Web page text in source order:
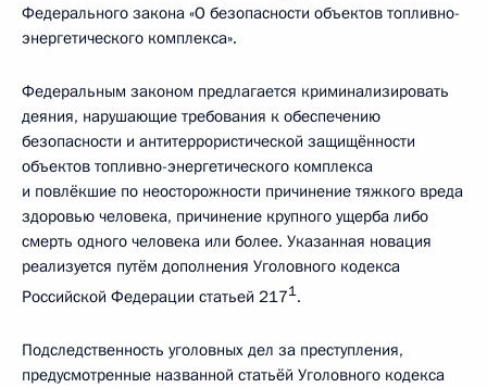
Федерального закона «О безопасности объектов топливно-
энергетического комплекса».
Федеральным законом предлагается криминализировать
деяния, нарушающие требования к обеспечению
безопасности и антитеррористической защищённости
объектов топливно-энергетического комплекса
и повлёкшие по неосторожности причинение тяжкого вреда
здоровью человека, причинение крупного ущерба либо
смерть одного человека или более. Указанная новация
реализуется путём дополнения Уголовного кодекса
Российской Федерации статьей 2171.
Подследственность уголовных дел за преступления,
предусмотренные названной статьёй Уголовного кодекса